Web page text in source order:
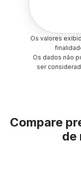
Os valores
Os dados não
ser
Compare
de